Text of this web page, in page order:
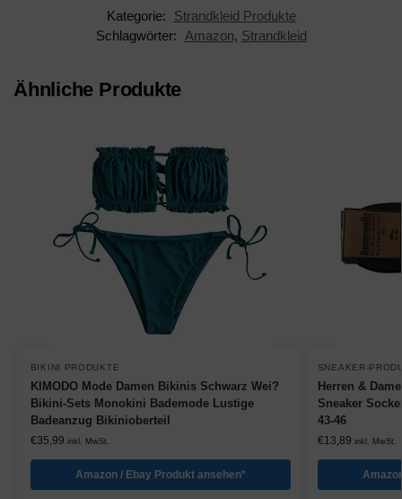
Kategorie:
Strandkleid Produkte
Schlagwörter:
Amazon, Strandkleid
Ähnliche Produkte
BIKINI PRODUKTE
KIMODO Mode Damen Bikinis Schwarz Wei?
Bikini-Sets Monokini Bademode Lustige
Badeanzug Bikinioberteil
€35,99 inkl. MwSt.
Amazon / Ebay Produkt ansehen*
SNEAKER-
Herren &
Sneaker
43-46
€13,89 inkl. MwSt.